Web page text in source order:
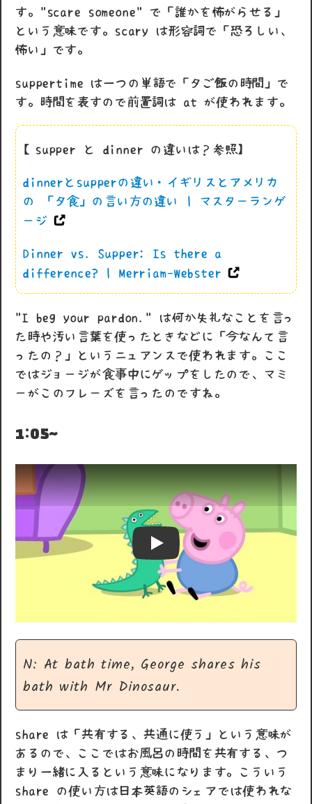
す。"scare someone" で「誰かを怖がらせる」
という意味です。scary は形容詞で「恐ろしい、
怖い」です。
suppertime は一つの単語で「夕ご飯の時間」で
す。時間を表すので前置詞は at が使われます。
【supper と dinner の違いは？参照】
dinnerとsupperの違い・イギリスとアメリカ
の 「夕食」の言い方の違い | マスターランゲ
ージ
Dinner vs. Supper: Is there a
difference? | Merriam-Webster
"I beg your pardon." は何か失礼なことを言っ
た時や汚い言葉を使ったときなどに「今なんて言
ったの？」というニュアンスで使われます。ここ
ではジョージが食事中にゲップをしたので、マミ
ーがこのフレーズを言ったのですね。
1:05~
Play
N: At bath time, George shares his
bath with Mr Dinosaur.
share は「共有する、共通に使う」という意味が
あるので、ここではお風呂の時間を共有する、つ
まり一緒に入るという意味になります。こういう
share の使い方は日本英語のシェアでは使われな